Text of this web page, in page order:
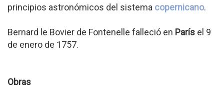
principios astronómicos del sistema copernicano.
Bernard le Bovier de Fontenelle falleció en París el 9
de enero de 1757.
Obras